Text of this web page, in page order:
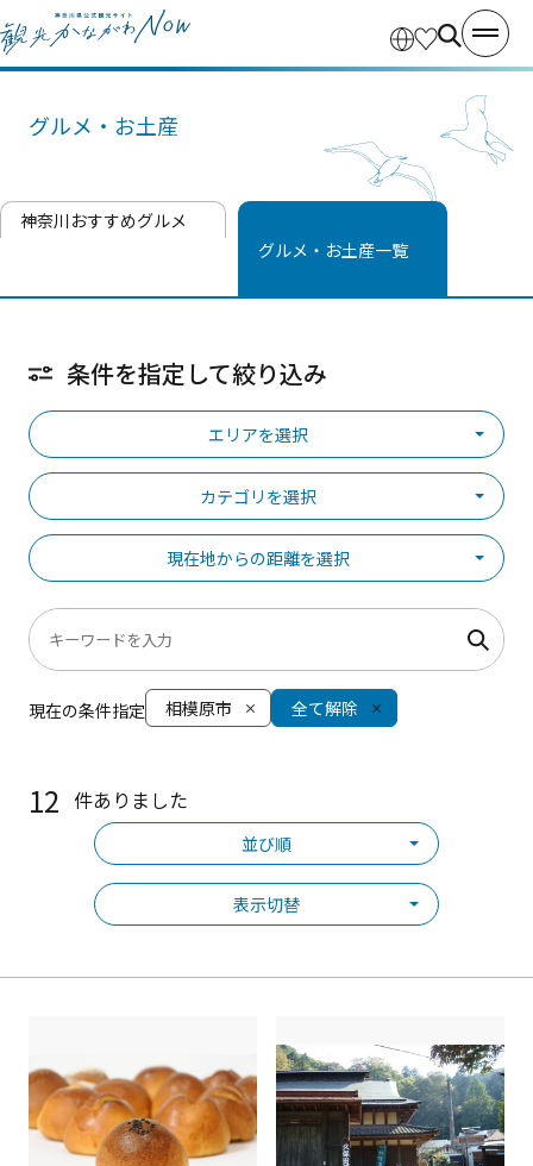
グルメ・お土産
神奈川おすすめグルメ
グルメ・お土産一覧
条件を指定して絞り込み
エリアを選択
カテゴリを選択
現在地からの距離を選択
現在の条件指定 相模原市 全て解除
12 件ありました
並び順
表示切替